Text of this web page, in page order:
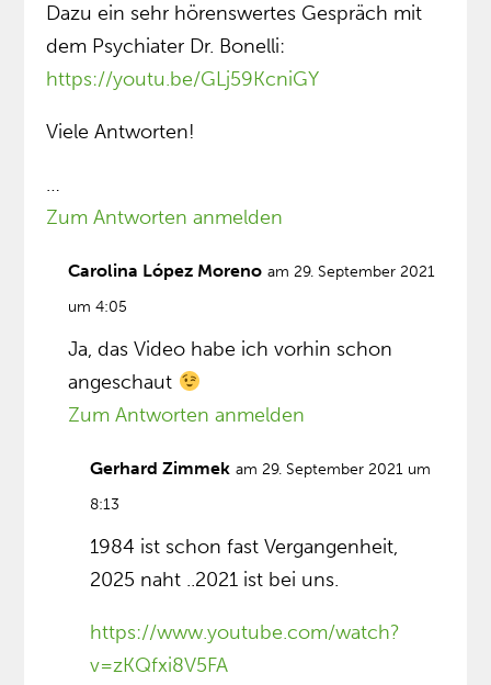
Dazu ein sehr hörenswertes Gespräch mit
dem Psychiater Dr. Bonelli:
https://youtu.be/GLj59KcniGY
Viele Antworten!
…
Zum Antworten anmelden
Carolina López Moreno am 29. September 2021
um 4:05
Ja, das Video habe ich vorhin schon
angeschaut
Zum Antworten anmelden
Gerhard Zimmek am 29. September 2021 um
8:13
1984 ist schon fast Vergangenheit,
2025 naht ..2021 ist bei uns.
https://www.youtube.com/watch?
v=zKQfxi8V5FA